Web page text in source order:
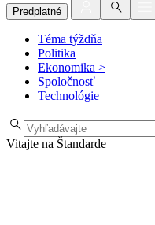
Predplatné
Téma týždňa
Politika
Ekonomika >
Spoločnosť
Technológie
Vitajte na Štandarde